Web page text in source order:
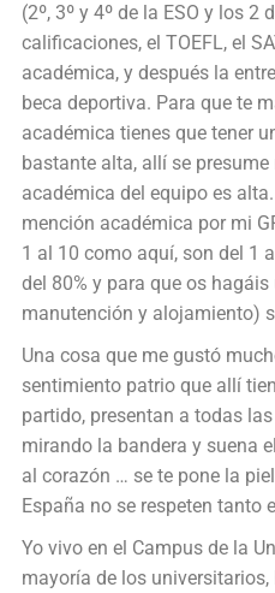
(2º, 3º y 4º de la ESO y los 2
calificaciones, el TOEFL, el
académica, y después la
beca deportiva. Para que te
académica tienes que tener
bastante alta, allí se
académica del equipo es
mención académica por mi
1 al 10 como aquí, son del 1
del 80% y para que os
manutención y alojamiento)
Una cosa que me gustó
sentimiento patrio que allí
partido, presentan a todas
mirando la bandera y suena
al corazón … se te pone la
España no se respeten tanto
Yo vivo en el Campus de la
mayoría de los